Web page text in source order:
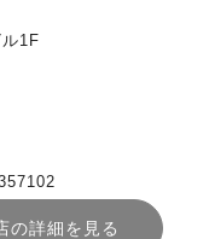
1F
の詳細を見る